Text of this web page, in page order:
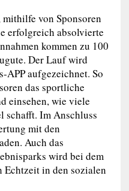
von Sponsoren
erfolgreich absolvierte
kommen zu 100
Der Lauf wird
APP aufgezeichnet. So
das sportliche
einsehen, wie viele
schafft. Im Anschluss
mit den
Auch das
wird bei dem
Echtzeit in den sozialen